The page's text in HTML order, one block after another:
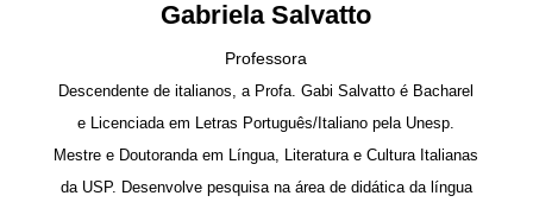
Gabriela Salvatto
Professora
Descendente de italianos, a Profa. Gabi Salvatto é Bacharel
e Licenciada em Letras Português/Italiano pela Unesp.
Mestre e Doutoranda em Língua, Literatura e Cultura Italianas
da USP. Desenvolve pesquisa na área de didática da língua